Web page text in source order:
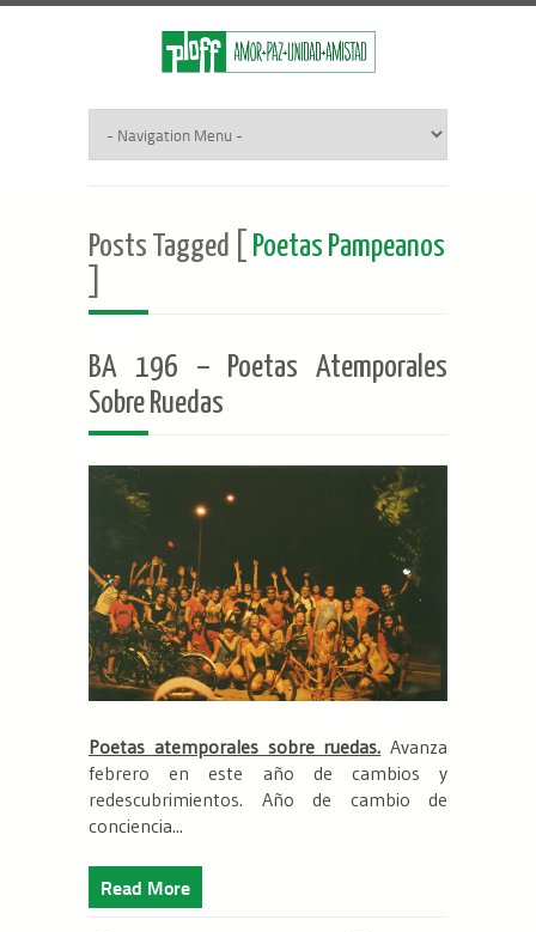
Posts Tagged [
Poetas Pampeanos
BA 196 – Poetas Atemporales
Sobre Ruedas
Poetas atemporales sobre ruedas. Avanza
febrero en este año de cambios y
redescubrimientos. Año de cambio de
conciencia...
Read More